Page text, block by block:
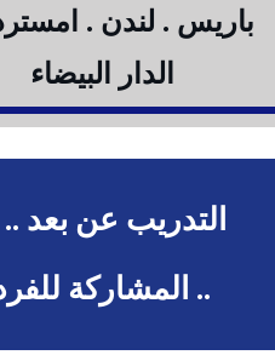
باريس . لندن .
الدار البيضاء
التدريب عن بعد ..
.. المشاركة للفرد 1450